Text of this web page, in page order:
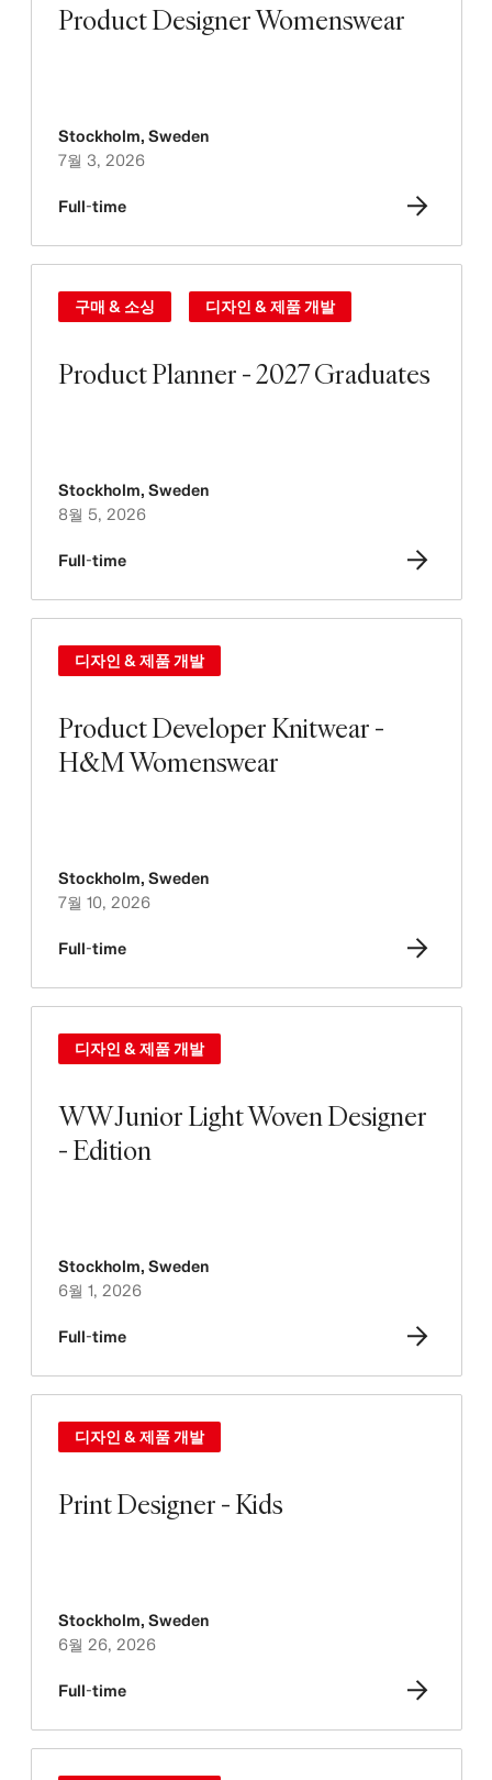
Product Designer Womenswear
Stockholm, Sweden
7월 3, 2026
Full-time
Product Planner - 2027 Graduates
구매 & 소싱 디자인 & 제품 개발
Stockholm, Sweden
8월 5, 2026
Full-time
Product Developer Knitwear -
H&M Womenswear
디자인 & 제품 개발
Stockholm, Sweden
7월 10, 2026
Full-time
WW Junior Light Woven Designer
- Edition
디자인 & 제품 개발
Stockholm, Sweden
6월 1, 2026
Full-time
Print Designer - Kids
디자인 & 제품 개발
Stockholm, Sweden
6월 26, 2026
Full-time